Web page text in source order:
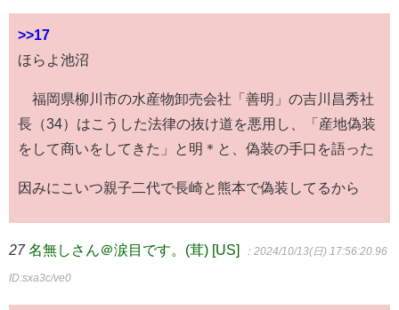
>>17
ほらよ池沼
福岡県柳川市の水産物卸売会社「善明」の吉川昌秀社
長（34）はこうした法律の抜け道を悪用し、「産地偽装
をして商いをしてきた」と明＊と、偽装の手口を語った
因みにこいつ親子二代で長崎と熊本で偽装してるから
27 名無しさん＠涙目です。(茸) [US] ：2024/10/13(日) 17:56:20.96
ID:sxa3c/ve0